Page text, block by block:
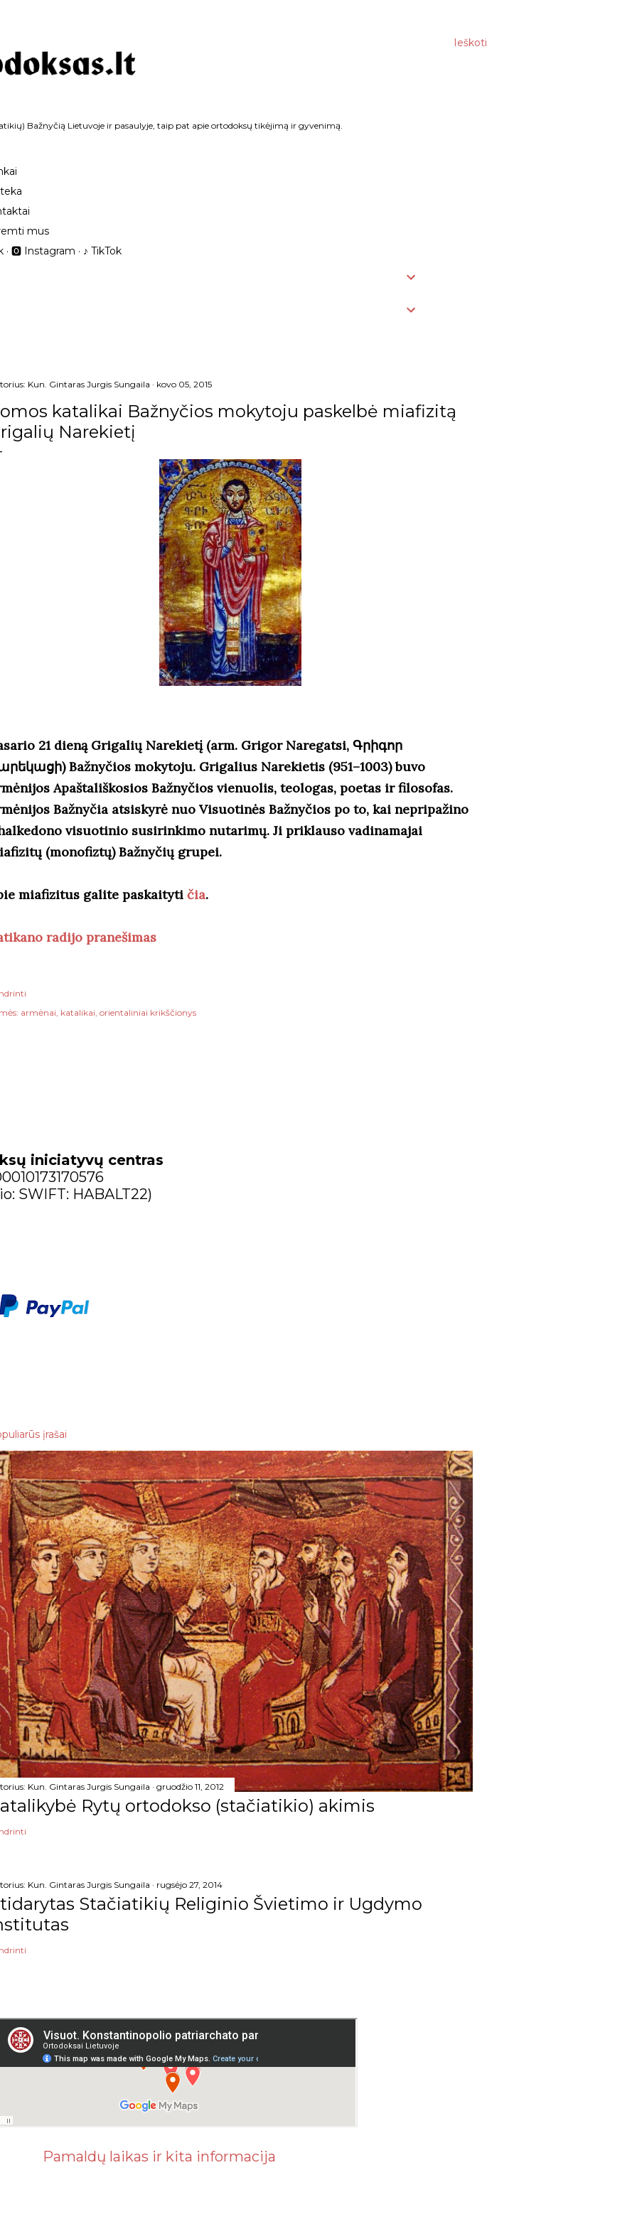
Ieškoti
Bažnyčią Lietuvoje ir pasaulyje, taip pat apie ortodoksų tikėjimą ir gyvenimą.
mus
🅾 Instagram ‎♪ TikTok
Kun. Gintaras Jurgis Sungaila kovo 05, 2015
katalikai Bažnyčios mokytoju paskelbė miafizitą
Narekietį
21 dieną Grigalių Narekietį (arm. Grigor Naregatsi, Գրիգոր
Bažnyčios mokytoju. Grigalius Narekietis (951–1003) buvo
Apaštališkosios Bažnyčios vienuolis, teologas, poetas ir filosofas.
Bažnyčia atsiskyrė nuo Visuotinės Bažnyčios po to, kai nepripažino
visuotinio susirinkimo nutarimų. Ji priklauso vadinamajai
(monofiztų) Bažnyčių grupei.
miafizitus galite paskaityti čia.
radijo pranešimas
armėnai katalikai orientaliniai krikščionys
iniciatyvų centras
SWIFT: HABALT22)
įrašai
Kun. Gintaras Jurgis Sungaila gruodžio 11, 2012
Rytų ortodokso (stačiatikio) akimis
Kun. Gintaras Jurgis Sungaila rugsėjo 27, 2014
Stačiatikių Religinio Švietimo ir Ugdymo
Pamaldų laikas ir kita informacija